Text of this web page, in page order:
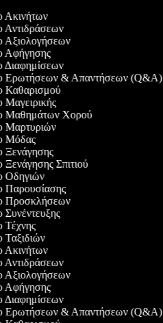
Ακινήτων
Αντιδράσεων
Αξιολογήσεων
Αφήγησης
Διαφημίσεων
Ερωτήσεων & Απαντήσεων (Q&A)
Καθαρισμού
Μαγειρικής
Μαθημάτων Χορού
Μαρτυριών
Μόδας
Ξενάγησης
Ξενάγησης Σπιτιού
Οδηγιών
Παρουσίασης
Προσκλήσεων
Συνέντευξης
Τέχνης
Ταξιδιών
Ακινήτων
Αντιδράσεων
Αξιολογήσεων
Αφήγησης
Διαφημίσεων
Ερωτήσεων & Απαντήσεων (Q&A)